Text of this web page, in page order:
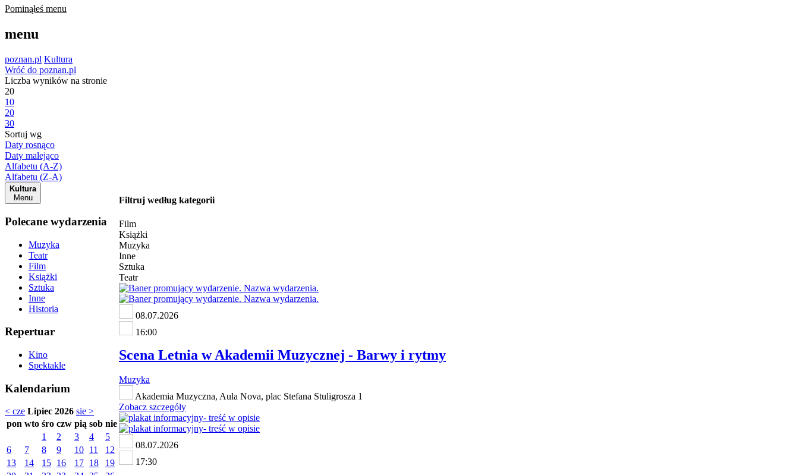
Pominąłeś menu
menu
poznan.pl Kultura
Wróć do poznan.pl
Liczba wyników na stronie
20
10
20
30
Sortuj wg
Daty rosnąco
Daty malejąco
Alfabetu (A-Z)
Alfabetu (Z-A)
Kultura
Menu
Polecane wydarzenia
Muzyka
Teatr
Film
Książki
Sztuka
Inne
Historia
Repertuar
Kino
Spektakle
Kalendarium
< cze Lipiec 2026 sie >
pon wto śro czw pią sob nie
1
2 3 4
5
6
7 8 9 10 11
12
13
14 15 16 17 18
19
Filtruj według kategorii
Film
Książki
Muzyka
Inne
Sztuka
Teatr
08.07.2026
16:00
Scena Letnia w Akademii Muzycznej - Barwy i rytmy
Muzyka
Akademia Muzyczna, Aula Nova, plac Stefana Stuligrosza 1
Zobacz szczegóły
08.07.2026
17:30